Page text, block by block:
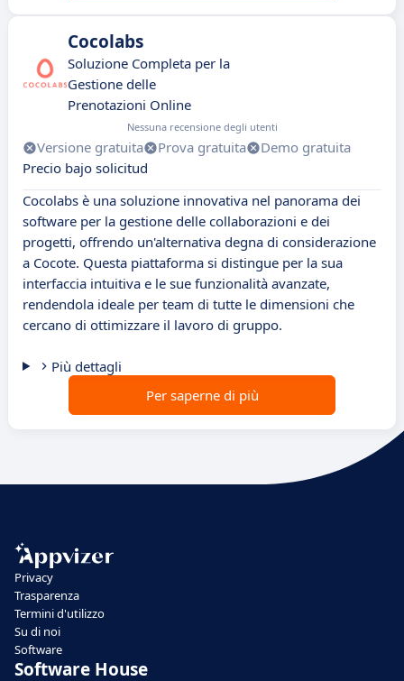
Cocolabs
Soluzione Completa per la
Gestione delle
Prenotazioni Online
Nessuna recensione degli utenti
Versione gratuita Prova gratuita
Demo gratuita
Precio bajo solicitud
Cocolabs è una soluzione innovativa nel panorama dei
software per la gestione delle collaborazioni e dei
progetti, offrendo un'alternativa degna di considerazione
a Cocote. Questa piattaforma si distingue per la sua
interfaccia intuitiva e le sue funzionalità avanzate,
rendendola ideale per team di tutte le dimensioni che
cercano di ottimizzare il lavoro di gruppo.
Più dettagli
Per saperne di più
Privacy
Trasparenza
Termini d'utilizzo
Su di noi
Software
Software House